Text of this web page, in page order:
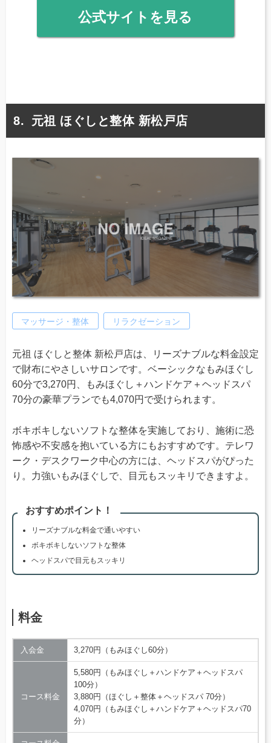
公式サイトを見る
元祖 ほぐしと整体 新松戸店
マッサージ・整体 リラクゼーション
元祖 ほぐしと整体 新松戸店は、リーズナブルな料金設定
で財布にやさしいサロンです。ベーシックなもみほぐし
60分で3,270円、もみほぐし＋ハンドケア＋ヘッドスパ
70分の豪華プランでも4,070円で受けられます。
ボキボキしないソフトな整体を実施しており、施術に恐
怖感や不安感を抱いている方にもおすすめです。テレワ
ーク・デスクワーク中心の方には、ヘッドスパがぴった
り。力強いもみほぐしで、目元もスッキリできますよ。
おすすめポイント！
リーズナブルな料金で通いやすい
ボキボキしないソフトな整体
ヘッドスパで目元もスッキリ
料金
入会金 3,270円（もみほぐし60分）
コース料金
5,580円（もみほぐし＋ハンドケア＋ヘッドスパ
100分）
3,880円（ほぐし＋整体＋ヘッドスパ 70分）
4,070円（もみほぐし＋ハンドケア＋ヘッドスパ70
分）